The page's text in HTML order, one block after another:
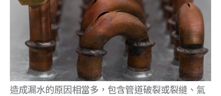
造成漏水的原因相當多，包含管道破裂或裂縫、氣